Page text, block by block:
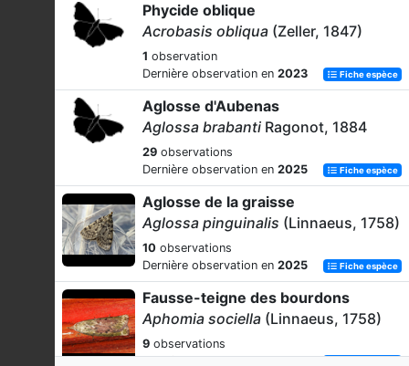
Phycide oblique
Acrobasis obliqua (Zeller, 1847)
1 observation
Dernière observation en 2023 Fiche espèce
Aglosse d'Aubenas
Aglossa brabanti Ragonot, 1884
29 observations
Dernière observation en 2025 Fiche espèce
Aglosse de la graisse
Aglossa pinguinalis (Linnaeus, 1758)
10 observations
Dernière observation en 2025 Fiche espèce
Fausse-teigne des bourdons
Aphomia sociella (Linnaeus, 1758)
9 observations
Dernière observation en2025